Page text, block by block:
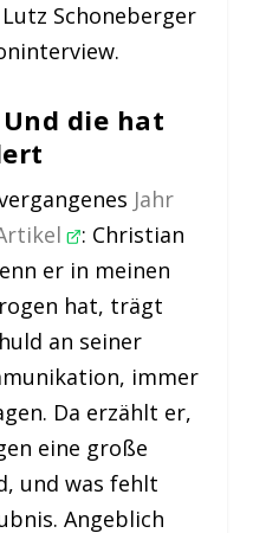
Schoneberger
die hat
Jahr
: Christian
er in meinen
hat, trägt
an seiner
immer
Da erzählt er,
eine große
und was fehlt
Angeblich